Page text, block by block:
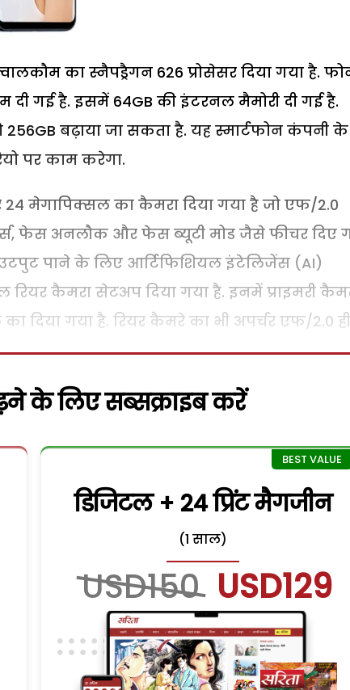
का स्नैपड्रैगन 626 प्रोसेसर दिया गया है.
गई है. इसमें 64GB की इंटरनल मैमोरी दी गई है.
बढ़ाया जा सकता है. यह स्मार्टफोन कंपनी के
पर काम करेगा.
मेगापिक्सल का कैमरा दिया गया है जो एफ/2.0
फेस अनलौक और फेस ब्यूटी मोड जैसे फीचर दिए
पाने के लिए आर्टिफिशियल इंटेलिजेंस (AI)
कैमरा सेटअप दिया गया है. इनमें प्राइमरी
दिया गया है. रियर कैमरे का भी अपर्चर एफ/2.0
के लिए सब्सक्राइब करें
डिजिटल + 24 प्रिंट मैगजीन
(1 साल)
USD150 USD129